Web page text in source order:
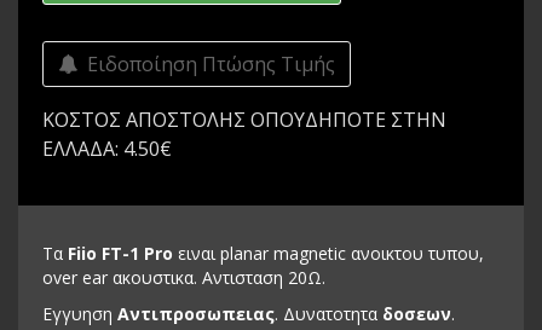
Ειδοποίηση Πτώσης Τιμής
ΚΟΣΤΟΣ ΑΠΟΣΤΟΛΗΣ ΟΠΟΥΔΗΠΟΤΕ ΣΤΗΝ
ΕΛΛΑΔΑ: 4.50€
Τα Fiio FT-1 Pro ειναι planar magnetic ανοικτου τυπου,
over ear ακουστικα. Αντισταση 20Ω.
Εγγυηση Αντιπροσωπειας. Δυνατοτητα δοσεων.